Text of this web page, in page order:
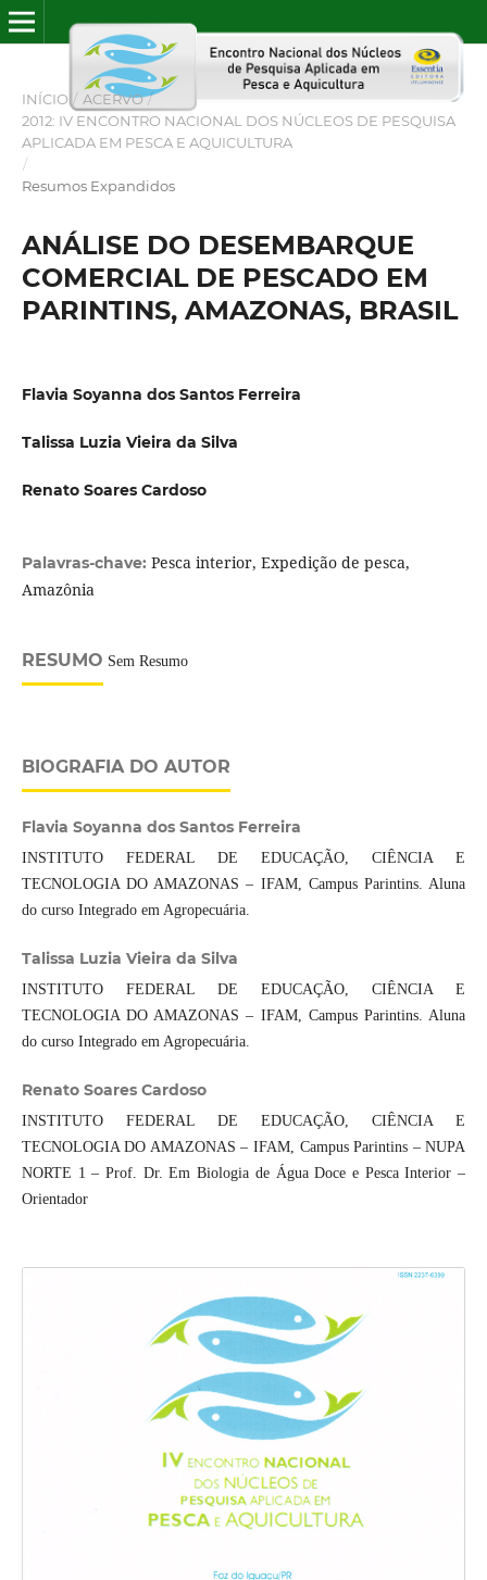
INÍCIO / ACERVO /
2012: IV ENCONTRO NACIONAL DOS NÚCLEOS DE PESQUISA
APLICADA EM PESCA E AQUICULTURA
/
Resumos Expandidos
ANÁLISE DO DESEMBARQUE
COMERCIAL DE PESCADO EM
PARINTINS, AMAZONAS, BRASIL
Flavia Soyanna dos Santos Ferreira
Talissa Luzia Vieira da Silva
Renato Soares Cardoso
Palavras-chave: Pesca interior, Expedição de pesca,
Amazônia
RESUMO Sem Resumo
BIOGRAFIA DO AUTOR
Flavia Soyanna dos Santos Ferreira
INSTITUTO FEDERAL DE EDUCAÇÃO, CIÊNCIA E
TECNOLOGIA DO AMAZONAS – IFAM, Campus Parintins. Aluna
do curso Integrado em Agropecuária.
Talissa Luzia Vieira da Silva
INSTITUTO FEDERAL DE EDUCAÇÃO, CIÊNCIA E
TECNOLOGIA DO AMAZONAS – IFAM, Campus Parintins. Aluna
do curso Integrado em Agropecuária.
Renato Soares Cardoso
INSTITUTO FEDERAL DE EDUCAÇÃO, CIÊNCIA E
TECNOLOGIA DO AMAZONAS – IFAM, Campus Parintins – NUPA
NORTE 1 – Prof. Dr. Em Biologia de Água Doce e Pesca Interior –
Orientador